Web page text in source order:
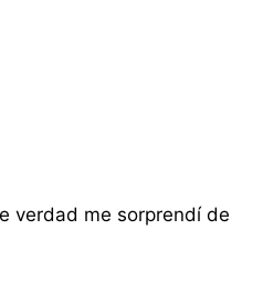
verdad me sorprendí de